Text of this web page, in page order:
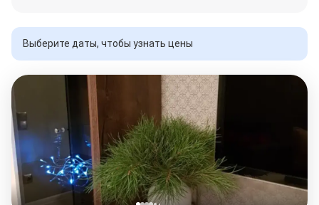
Выберите даты, чтобы узнать цены